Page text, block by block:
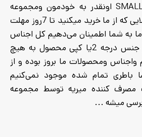
چراغ قوه مارک SMALLSUN اونقدر به خودمون ومجموعه
اعتماد داریم که هر کالایی که از ما خرید میکنید تا 7روز مهلت
به شما اطمینان می‌دهیم کل اجناس
ما اورجینال بوده و از جنس درجه 2یا کپی محصول به هیچ
واجناس ومحصولات ما بروز بوده و از
باطری تمام شده موجود نمی‌کنیم
کننده میریه توسط مجموعه